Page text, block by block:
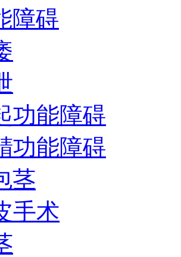
障碍
功能障碍
功能障碍
茎
手术